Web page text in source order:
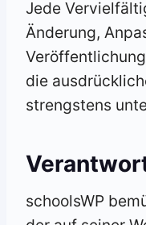
Jede
Änderung,
die
strengstens
schoolsWP